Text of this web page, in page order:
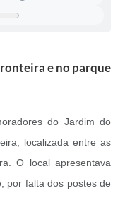
e no parque
do Jardim do
localizada entre as
O local apresentava
por falta dos postes de